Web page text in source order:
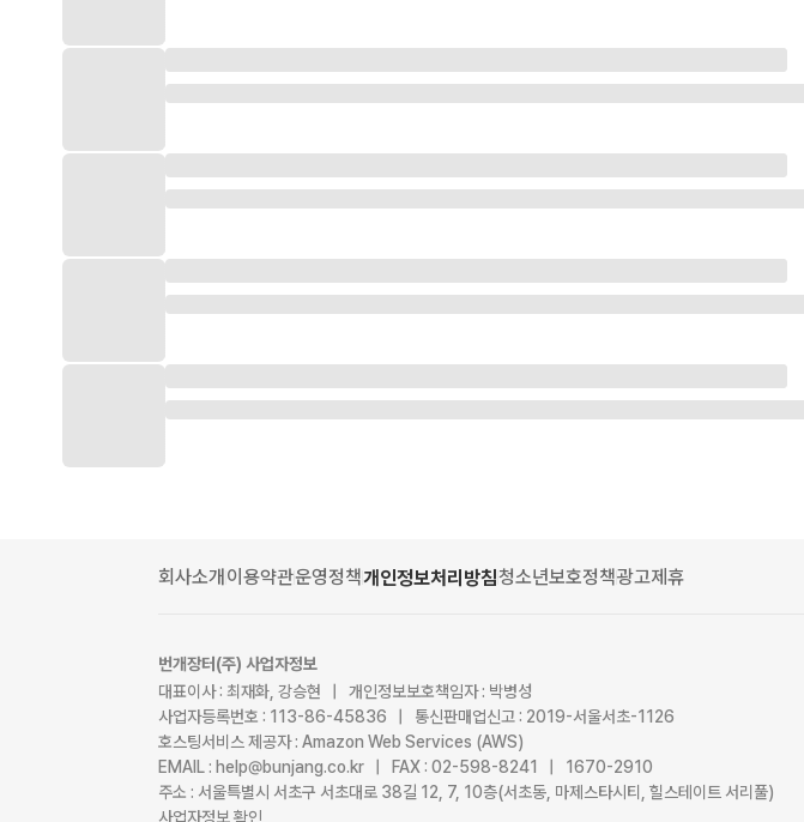
회사소개이용약관운영정책개인정보처리방침청소년보호정책광고제휴
번개장터(주) 사업자정보
대표이사 : 최재화, 강승현 | 개인정보보호책임자 : 박병성
사업자등록번호 : 113-86-45836 | 통신판매업신고 : 2019-서울서초-1126
호스팅서비스 제공자 : Amazon Web Services (AWS)
EMAIL : help@bunjang.co.kr | FAX : 02-598-8241 | 1670-2910
주소 : 서울특별시 서초구 서초대로 38길 12, 7, 10층(서초동, 마제스타시티, 힐스테이트 서리풀)
사업자정보 확인